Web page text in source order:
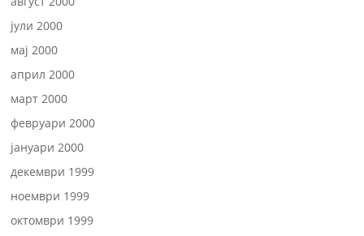
јули 2000
мај 2000
април 2000
март 2000
февруари 2000
јануари 2000
декември 1999
ноември 1999
октомври 1999